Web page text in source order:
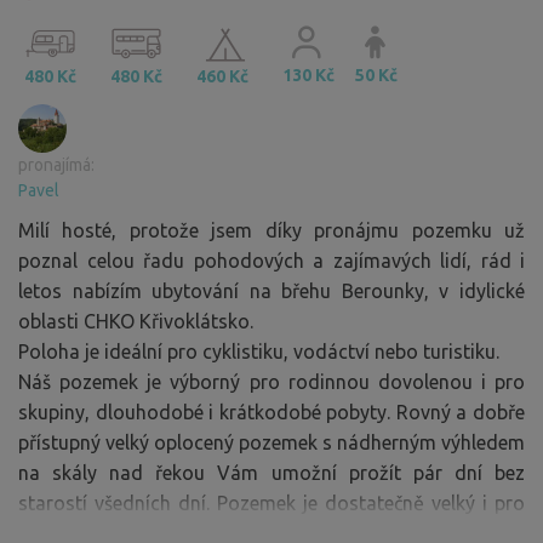
480 Kč 480 Kč 460 Kč 130 Kč 50 Kč
pronajímá:
Pavel
Milí hosté, protože jsem díky pronájmu pozemku už
poznal celou řadu pohodových a zajímavých lidí, rád i
letos nabízím ubytování na břehu Berounky, v idylické
oblasti CHKO Křivoklátsko.
Poloha je ideální pro cyklistiku, vodáctví nebo turistiku.
Náš pozemek je výborný pro rodinnou dovolenou i pro
skupiny, dlouhodobé i krátkodobé pobyty. Rovný a dobře
přístupný velký oplocený pozemek s nádherným výhledem
na skály nad řekou Vám umožní prožít pár dní bez
starostí všedních dní. Pozemek je dostatečně velký i pro